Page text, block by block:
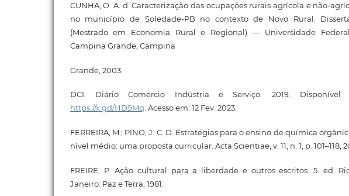
CUNHA, O. A. d. Caracterização das ocupações rurais agrícola e não-
no município de Soledade-PB no contexto de Novo Rural.
(Mestrado em Economia Rural e Regional) — Universidade
Campina Grande, Campina
Grande, 2003.
DCI. Diário Comercio Indústria e Serviço. 2019. Disponível
https://x.gd/HD9Mq. Acesso em: 12 Fev. 2023.
FERREIRA, M.; PINO, J. C. D. Estratégias para o ensino de química
nível médio: uma proposta curricular. Acta Scientiae, v. 11, n. 1, p. 101–118,
FREIRE, P. Ação cultural para a liberdade e outros escritos. 5. ed.
Janeiro: Paz e Terra, 1981.